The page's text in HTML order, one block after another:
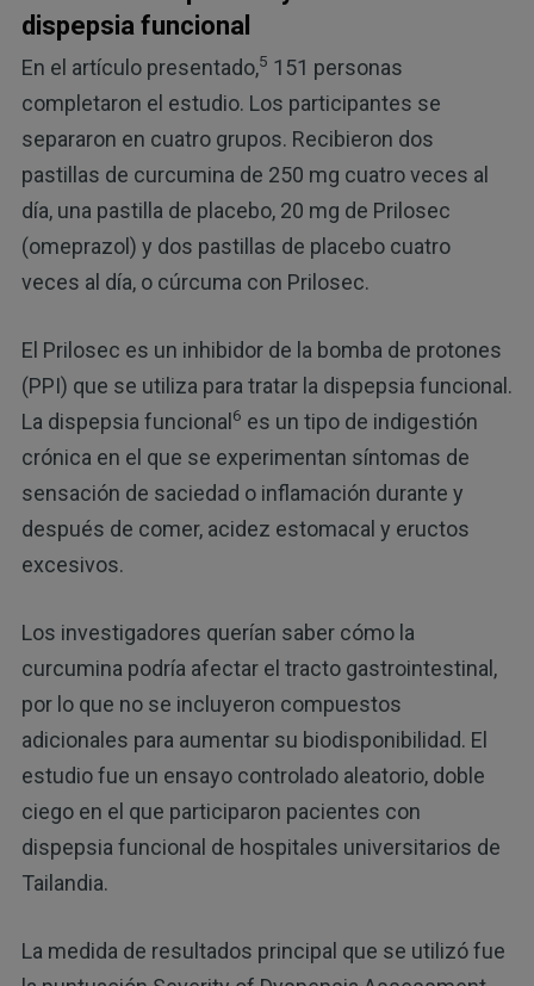
dispepsia funcional
En el artículo presentado,5 151 personas
completaron el estudio. Los participantes se
separaron en cuatro grupos. Recibieron dos
pastillas de curcumina de 250 mg cuatro veces al
día, una pastilla de placebo, 20 mg de Prilosec
(omeprazol) y dos pastillas de placebo cuatro
veces al día, o cúrcuma con Prilosec.
El Prilosec es un inhibidor de la bomba de protones
(PPI) que se utiliza para tratar la dispepsia funcional.
La dispepsia funcional6 es un tipo de indigestión
crónica en el que se experimentan síntomas de
sensación de saciedad o inflamación durante y
después de comer, acidez estomacal y eructos
excesivos.
Los investigadores querían saber cómo la
curcumina podría afectar el tracto gastrointestinal,
por lo que no se incluyeron compuestos
adicionales para aumentar su biodisponibilidad. El
estudio fue un ensayo controlado aleatorio, doble
ciego en el que participaron pacientes con
dispepsia funcional de hospitales universitarios de
Tailandia.
La medida de resultados principal que se utilizó fue